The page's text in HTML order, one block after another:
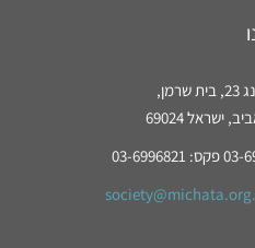
69024